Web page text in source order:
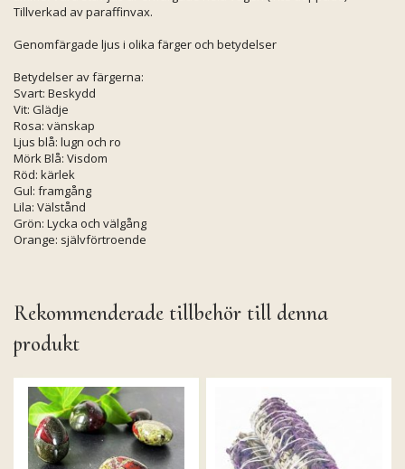
Tillverkad av paraffinvax.
Genomfärgade ljus i olika färger och betydelser
Betydelser av färgerna:
Svart: Beskydd
Vit: Glädje
Rosa: vänskap
Ljus blå: lugn och ro
Mörk Blå: Visdom
Röd: kärlek
Gul: framgång
Lila: Välstånd
Grön: Lycka och välgång
Orange: självförtroende
Rekommenderade tillbehör till denna
produkt